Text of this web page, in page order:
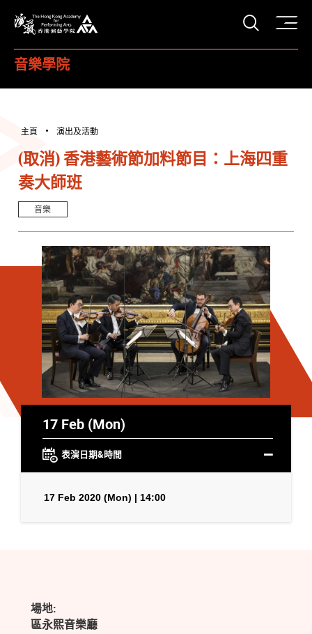
打開
音樂學院
主頁 演出及活動
(取消) 香港藝術節加料節目：上海四重
奏大師班
音樂
17 Feb (Mon)
表演日期&時間
17 Feb 2020 (Mon) | 14:00
場地:
區永熙音樂廳